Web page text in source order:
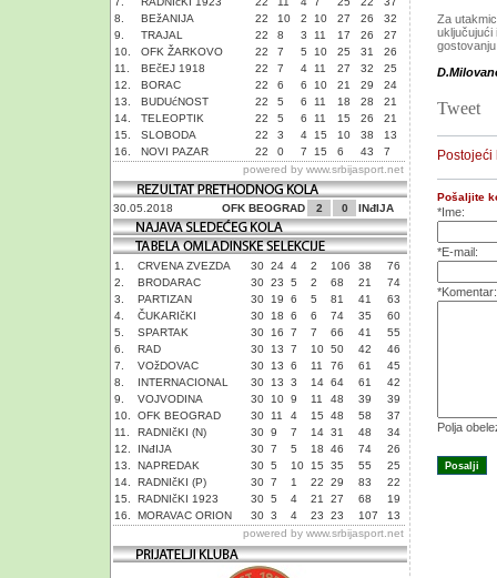
8.
BEžANIJA 22 10 2 10 27 26
32
9.
TRAJAL 22 8 3 11 17 26
27
10.
OFK ŽARKOVO 22 7 5 10 25 31
26
11.
BEčEJ 1918 22 7 4 11 27 32
25
12.
BORAC 22 6 6 10 21 29
24
13.
BUDUćNOST 22 5 6 11 18 28
21
14.
TELEOPTIK 22 5 6 11 15 26
21
15.
SLOBODA 22 3 4 15 10 38
13
16.
NOVI PAZAR 22 0 7 15 6 43
7
powered by www.srbijasport.net
30.05.2018 OFK BEOGRAD 2 0 INđIJA
1. CRVENA ZVEZDA 30 24 4 2 106 38
76
2.
BRODARAC 30 23 5 2 68 21
74
3.
PARTIZAN 30 19 6 5 81 41
63
4.
ČUKARIčKI 30 18 6 6 74 35
60
5.
SPARTAK 30 16 7 7 66 41
55
6.
RAD 30 13 7 10 50 42
46
7.
VOžDOVAC 30 13 6 11 76 61
45
8.
INTERNACIONAL 30 13 3 14 64 61
42
9.
VOJVODINA 30 10 9 11 48 39
39
10.
OFK BEOGRAD 30 11 4 15 48 58
37
11.
RADNIčKI (N) 30 9 7 14 31 48
34
12.
INđIJA 30 7 5 18 46 74
26
13.
NAPREDAK 30 5 10 15 35 55
25
14.
RADNIčKI (P) 30 7 1 22 29 83
22
15.
RADNIčKI 1923 30 5 4 21 27 68
19
16.
MORAVAC ORION 30 3 4 23 23 107
13
powered by www.srbijasport.net
Za
uključujući
Tweet
Postojeći
Pošaljite
*Ime:
*E-mail:
*Komentar:
Polja